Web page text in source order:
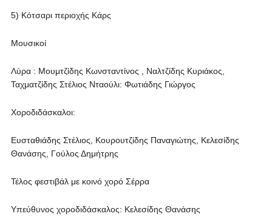
5) Κότσαρι περιοχής Κάρς
Μουσικοί
Λύρα : Μουμτζίδης Κωνσταντίνος , Ναλτζίδης Κυριάκος,
Ταχματζίδης Στέλιος Νταούλι: Φωτιάδης Γιώργος
Χοροδιδάσκαλοι:
Ευσταθιάδης Στέλιος, Κουρουτζίδης Παναγιώτης, Κελεσίδης
Θανάσης, Γούλος Δημήτρης
Τέλος φεστιβάλ με κοινό χορό Σέρρα
Υπεύθυνος χοροδιδάσκαλος: Κελεσίδης Θανάσης